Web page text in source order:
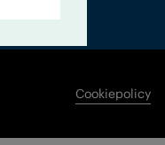
Cookiepolicy